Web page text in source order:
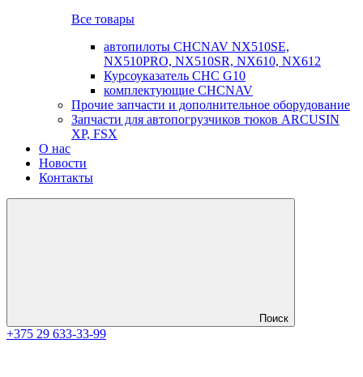
Все товары
автопилоты CHCNAV NX510SE,
NX510PRO, NX510SR, NX610, NX612
Курсоуказатель CHC G10
комплектующие CHCNAV
Прочие запчасти и дополнительное оборудование
Запчасти для автопогрузчиков тюков ARCUSIN
XP, FSX
О нас
Новости
Контакты
Поиск
+375 29 633-33-99